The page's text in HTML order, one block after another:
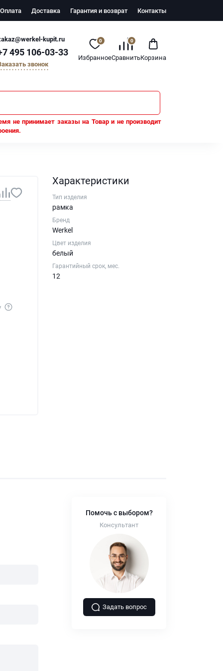
Оплата Доставка Гарантия и возврат Контакты
kupit.ru
495 106-03-33
звонок
0
Избранное
0
СравнитьКорзина
не принимает заказы на Товар и не производит
Характеристики
Тип изделия
рамка
Бренд
Werkel
Цвет изделия
белый
Гарантийный срок, мес.
12
Помочь с выбором?
Консультант
Задать вопрос